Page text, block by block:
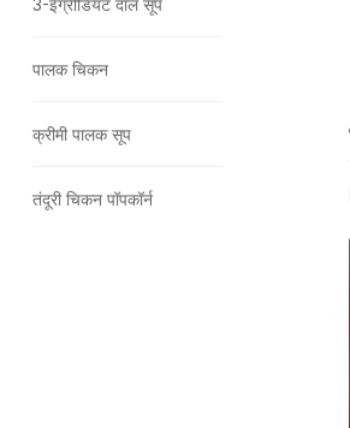
3-इंग्रीडियंट दाल सूप
पालक चिकन
क्रीमी पालक सूप
तंदूरी चिकन पॉपकॉर्न